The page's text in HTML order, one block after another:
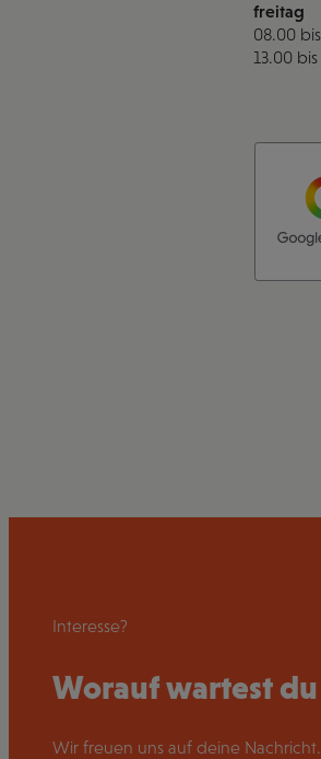
freitag
08.00
13.00
Interesse?
Worauf wartest du
Wir freuen uns auf deine Nachricht.